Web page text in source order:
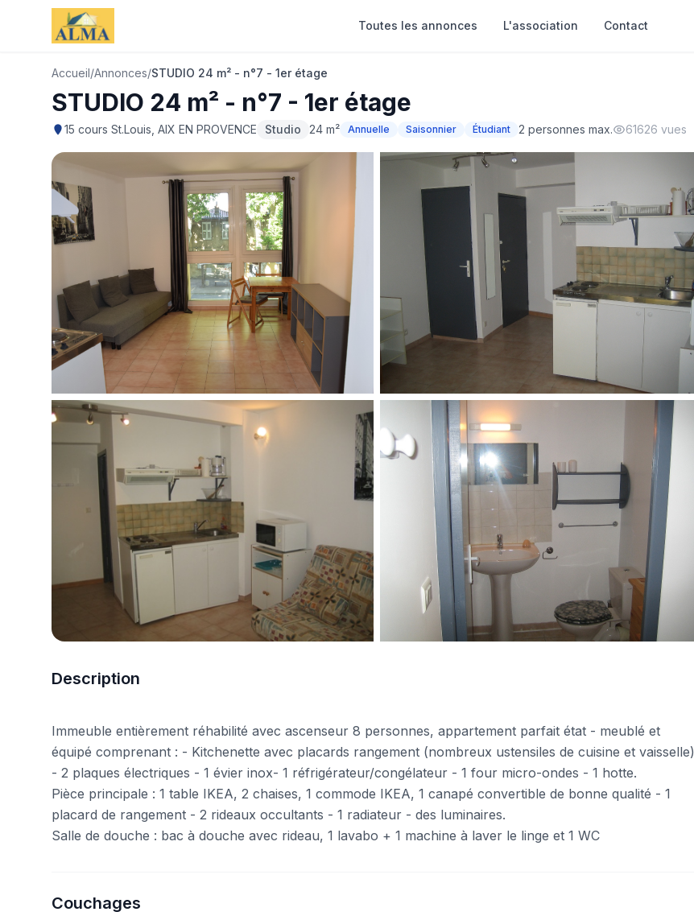
Toutes les annonces L'association Contact
Accueil/Annonces/STUDIO 24 m² - n°7 - 1er étage
STUDIO 24 m² - n°7 - 1er étage
15 cours St.Louis, AIX EN PROVENCE Studio 24 m² Annuelle Saisonnier Étudiant 2 personnes max. 61626 vues
Description
Immeuble entièrement réhabilité avec ascenseur 8 personnes, appartement parfait état - meublé et
équipé comprenant : - Kitchenette avec placards rangement (nombreux ustensiles de cuisine et vaisselle)
- 2 plaques électriques - 1 évier inox- 1 réfrigérateur/congélateur - 1 four micro-ondes - 1 hotte.
Pièce principale : 1 table IKEA, 2 chaises, 1 commode IKEA, 1 canapé convertible de bonne qualité - 1
placard de rangement - 2 rideaux occultants - 1 radiateur - des luminaires.
Salle de douche : bac à douche avec rideau, 1 lavabo + 1 machine à laver le linge et 1 WC
Couchages